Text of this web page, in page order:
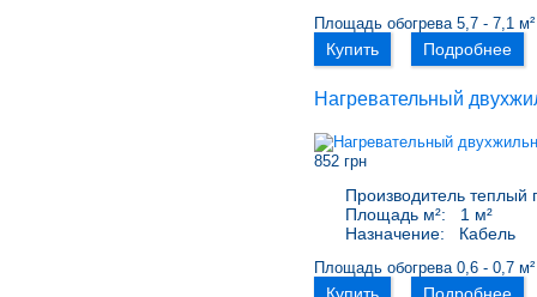
Площадь обогрева 5,7 - 7,1 м²
Купить Подробнее
Нагревательный
852 грн
Производитель теплый
Площадь м²:
1 м²
Назначение:
Кабель
Площадь обогрева 0,6 - 0,7 м²